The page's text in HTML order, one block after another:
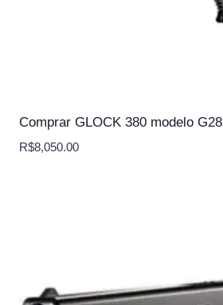
Comprar GLOCK 380 modelo G28
R$8,050.00